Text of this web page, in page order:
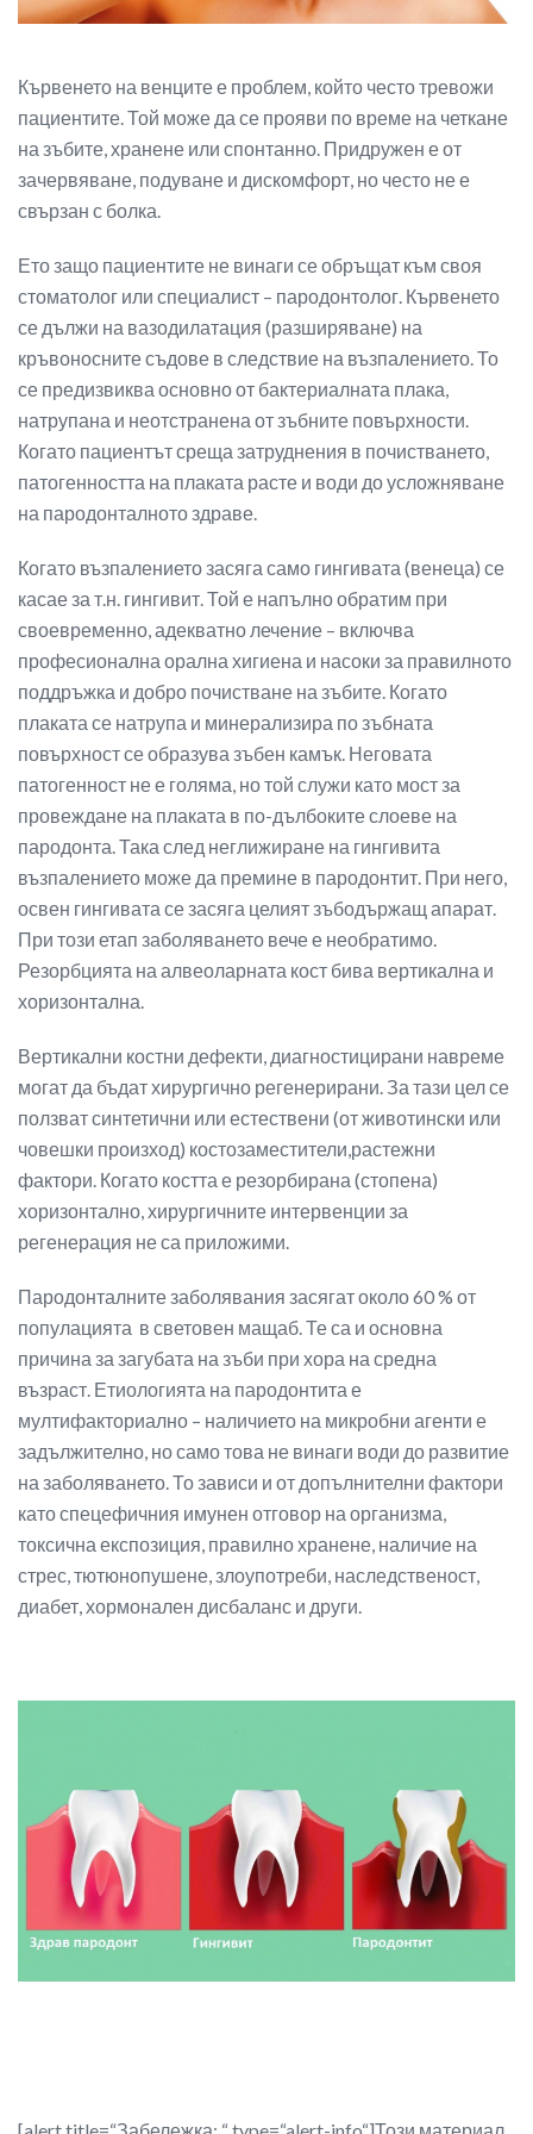
Кървенето на венците е проблем, който често тревожи
пациентите. Той може да се прояви по време на четкане
на зъбите, хранене или спонтанно. Придружен е от
зачервяване, подуване и дискомфорт, но често не е
свързан с болка.
Ето защо пациентите не винаги се обръщат към своя
стоматолог или специалист – пародонтолог. Кървенето
се дължи на вазодилатация (разширяване) на
кръвоносните съдове в следствие на възпалението. То
се предизвиква основно от бактериалната плака,
натрупана и неотстранена от зъбните повърхности.
Когато пациентът среща затруднения в почистването,
патогенността на плаката расте и води до усложняване
на пародонталното здраве.
Когато възпалението засяга само гингивата (венеца) се
касае за т.н. гингивит. Той е напълно обратим при
своевременно, адекватно лечение – включва
професионална орална хигиена и насоки за правилното
поддръжка и добро почистване на зъбите. Когато
плаката се натрупа и минерализира по зъбната
повърхност се образува зъбен камък. Неговата
патогенност не е голяма, но той служи като мост за
провеждане на плаката в по-дълбоките слоеве на
пародонта. Така след неглижиране на гингивита
възпалението може да премине в пародонтит. При него,
освен гингивата се засяга целият зъбодържащ апарат.
При този етап заболяването вече е необратимо.
Резорбцията на алвеоларната кост бива вертикална и
хоризонтална.
Вертикални костни дефекти, диагностицирани навреме
могат да бъдат хирургично регенерирани. За тази цел се
ползват синтетични или естествени (от животински или
човешки произход) костозаместители,растежни
фактори. Когато костта е резорбирана (стопена)
хоризонтално, хирургичните интервенции за
регенерация не са приложими.
Пародонталните заболявания засягат около 60 % от
популацията в световен мащаб. Те са и основна
причина за загубата на зъби при хора на средна
възраст. Етиологията на пародонтита е
мултифакториално – наличието на микробни агенти е
задължително, но само това не винаги води до развитие
на заболяването. То зависи и от допълнителни фактори
като спецефичния имунен отговор на организма,
токсична експозиция, правилно хранене, наличие на
стрес, тютюнопушене, злоупотреби, наследственост,
диабет, хормонален дисбаланс и други.